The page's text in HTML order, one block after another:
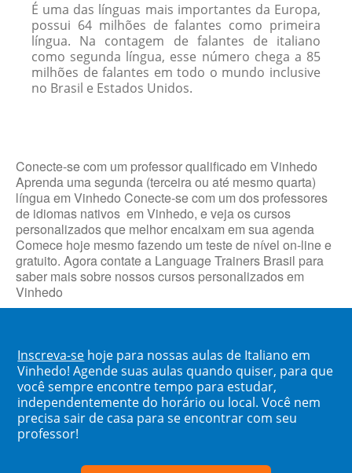
É uma das línguas mais importantes da Europa,
possui 64 milhões de falantes como primeira
língua. Na contagem de falantes de italiano
como segunda língua, esse número chega a 85
milhões de falantes em todo o mundo inclusive
no Brasil e Estados Unidos.
Conecte-se com um professor qualificado em Vinhedo
Aprenda uma segunda (terceira ou até mesmo quarta)
língua em Vinhedo Conecte-se com um dos professores
de idiomas nativos em Vinhedo, e veja os cursos
personalizados que melhor encaixam em sua agenda
Comece hoje mesmo fazendo um teste de nível on-line e
gratuito. Agora contate a Language Trainers Brasil para
saber mais sobre nossos cursos personalizados em
Vinhedo
Inscreva-se hoje para nossas aulas de Italiano em
Vinhedo! Agende suas aulas quando quiser, para que
você sempre encontre tempo para estudar,
independentemente do horário ou local. Você nem
precisa sair de casa para se encontrar com seu
professor!